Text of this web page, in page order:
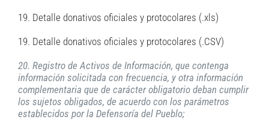
19. Detalle donativos oficiales y protocolares (.xls)
19. Detalle donativos oficiales y protocolares (.CSV)
20. Registro de Activos de Información, que contenga
información solicitada con frecuencia, y otra información
complementaria que de carácter obligatorio deban cumplir
los sujetos obligados, de acuerdo con los parámetros
establecidos por la Defensoría del Pueblo;